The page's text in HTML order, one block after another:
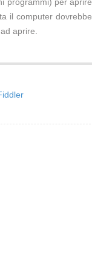
il computer dovrebbe
aprire.